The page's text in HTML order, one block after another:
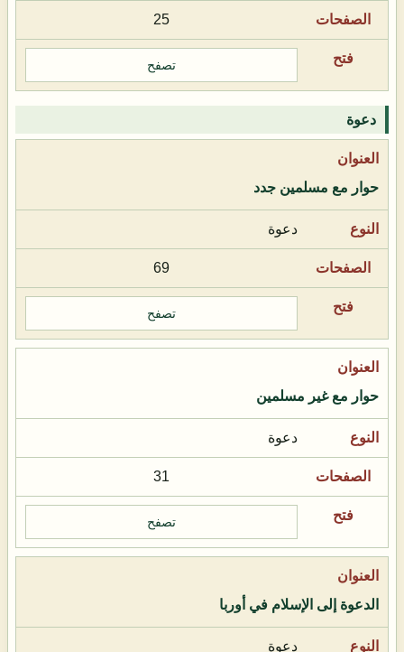
25
تصفح
دعوة
حوار مع مسلمين جدد
دعوة
69
تصفح
حوار مع غير مسلمين
دعوة
31
تصفح
الدعوة إلى الإسلام في أوربا
دعوة